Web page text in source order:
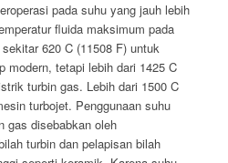
pada suhu yang jauh lebih
fluida maksimum pada
620 C (11508 F) untuk
modern, tetapi lebih dari 1425 C
turbin gas. Lebih dari 1500 C
turbojet. Penggunaan suhu
gas disebabkan oleh
turbin dan pelapisan bilah